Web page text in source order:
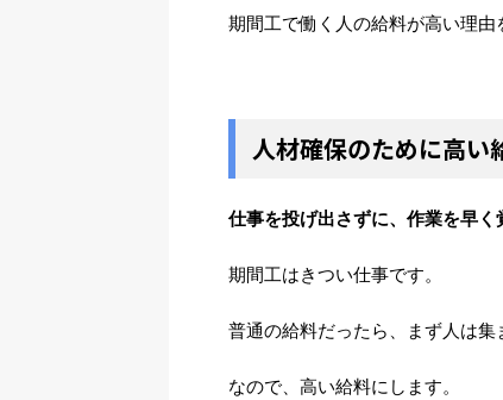
期間工で働く人の給料が高い理由
人材確保のために高い
仕事を投げ出さずに、作業を早
期間工はきつい仕事です。
普通の給料だったら、まず人は集
なので、高い給料にします。